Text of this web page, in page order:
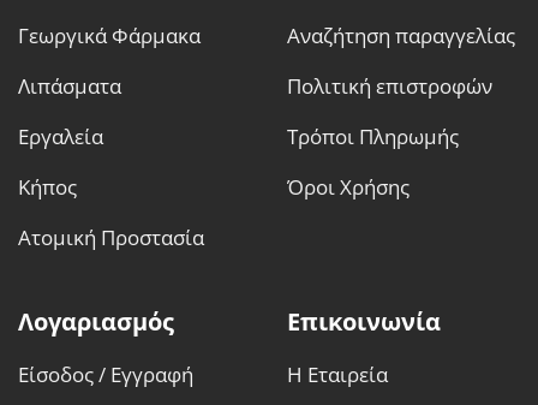
Γεωργικά Φάρμακα
Λιπάσματα
Εργαλεία
Κήπος
Ατομική Προστασία
Αναζήτηση παραγγελίας
Πολιτική επιστροφών
Τρόποι Πληρωμής
Όροι Χρήσης
Λογαριασμός
Είσοδος / Εγγραφή
Επικοινωνία
Η Εταιρεία